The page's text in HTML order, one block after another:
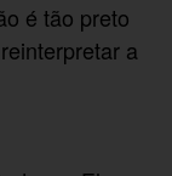
é tão preto
a